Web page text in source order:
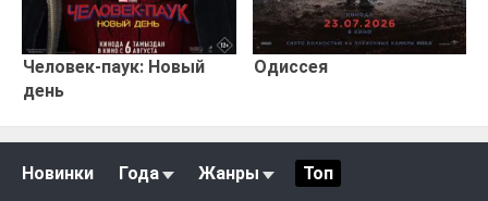
Человек-паук: Новый
день
Одиссея
Новинки Года Жанры Топ